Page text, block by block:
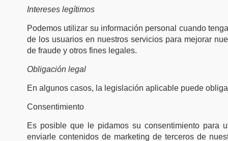
Intereses legítimos
Podemos utilizar su información personal cuando
de los usuarios en nuestros servicios para mejorar
de fraude y otros fines legales.
Obligación legal
En algunos casos, la legislación aplicable puede
Consentimiento
Es posible que le pidamos su consentimiento para
enviarle contenidos de marketing de terceros de